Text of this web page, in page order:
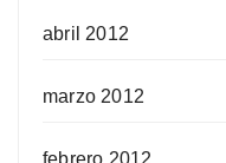
abril 2012
marzo 2012
febrero 2012